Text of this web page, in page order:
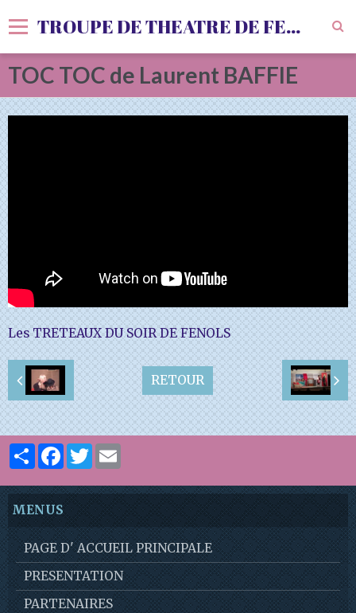
TROUPE DE THEATRE DE FENOLS
Accueil
Livre d'or
TOC TOC de Laurent BAFFIE
Les TRETEAUX DU SOIR DE FENOLS
RETOUR
PartagerFacebook
Twitter
MENUS
PAGE D' ACCUEIL PRINCIPALE
PRESENTATION
PARTENAIRES